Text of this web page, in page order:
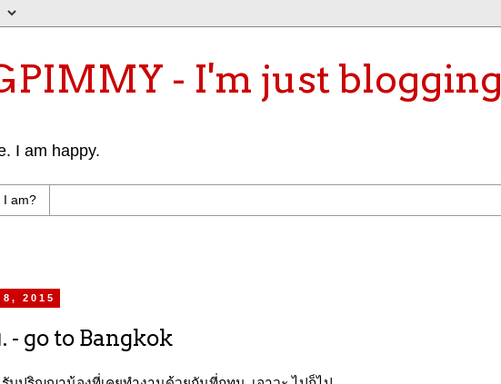
- I'm just blogging
I am happy.
I am?
2015
- go to Bangkok